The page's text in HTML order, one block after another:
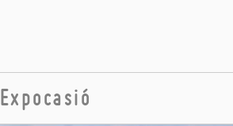
Expocasió